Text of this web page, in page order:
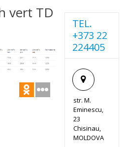
vert TD
TEL.
+373 22
224405
str. M.
Eminescu,
23
Chisinau,
MOLDOVA